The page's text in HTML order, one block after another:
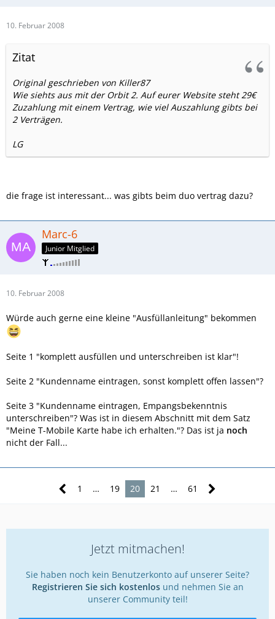
10. Februar 2008
Zitat
Original geschrieben von Killer87
Wie siehts aus mit der Orbit 2. Auf eurer Website steht 29€
Zuzahlung mit einem Vertrag, wie viel Auszahlung gibts bei
2 Verträgen.
LG
die frage ist interessant... was gibts beim duo vertrag dazu?
Marc-6
Junior Mitglied
10. Februar 2008
Würde auch gerne eine kleine "Ausfüllanleitung" bekommen
Seite 1 "komplett ausfüllen und unterschreiben ist klar"!
Seite 2 "Kundenname eintragen, sonst komplett offen lassen"?
Seite 3 "Kundenname eintragen, Empangsbekenntnis
unterschreiben"? Was ist in diesem Abschnitt mit dem Satz
"Meine T-Mobile Karte habe ich erhalten."? Das ist ja noch
nicht der Fall...
1 … 19 20 21 … 61
Jetzt mitmachen!
Sie haben noch kein Benutzerkonto auf unserer Seite?
Registrieren Sie sich kostenlosund nehmen Sie an
unserer Community teil!